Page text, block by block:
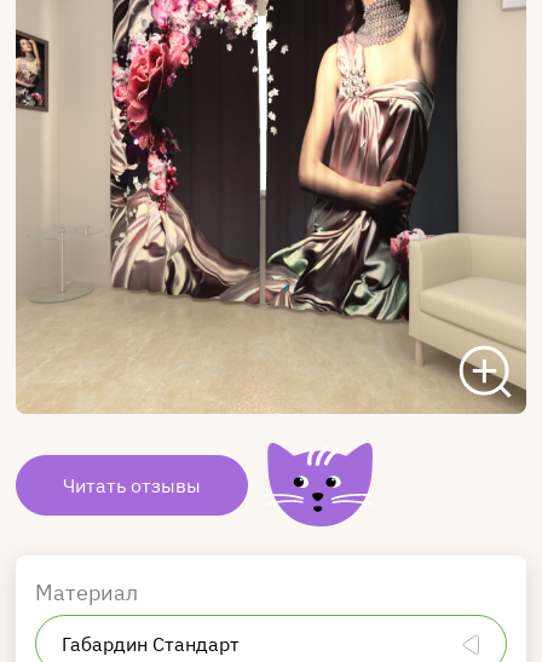
Читать отзывы
Материал